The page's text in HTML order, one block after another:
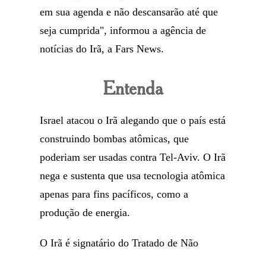
em sua agenda e não descansarão até que
seja cumprida", informou a agência de
notícias do Irã, a Fars News.
Entenda
Israel atacou o Irã alegando que o país está
construindo bombas atômicas, que
poderiam ser usadas contra Tel-Aviv. O Irã
nega e sustenta que usa tecnologia atômica
apenas para fins pacíficos, como a
produção de energia.
O Irã é signatário do Tratado de Não